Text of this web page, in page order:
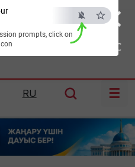
×
ESC
prompts, click on
Шымкент:39°C
RU ☰